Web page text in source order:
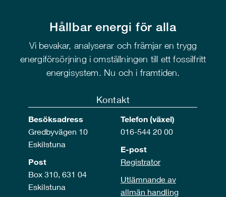
Hållbar energi för alla
Vi bevakar, analyserar och främjar en trygg
energiförsörjning i omställningen till ett fossilfritt
energisystem. Nu och i framtiden.
Kontakt
Besöksadress
Gredbyvägen 10
Eskilstuna
Post
Box 310, 631 04
Eskilstuna
Telefon (växel)
016-544 20 00
E-post
Registrator
Utlämnande av
allmän handling